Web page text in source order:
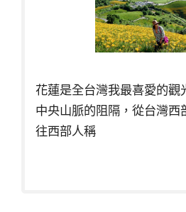
花蓮是全台灣我最喜愛的觀
中央山脈的阻隔，從台灣西
往西部人稱